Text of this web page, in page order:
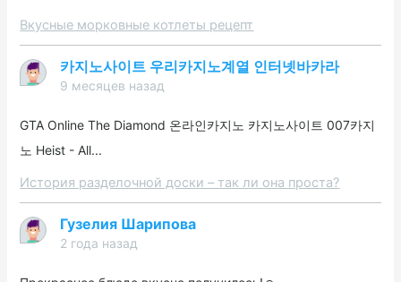
Вкусные морковные котлеты рецепт
카지노사이트 우리카지노계열 인터넷바카라
9 месяцев назад
GTA Online The Diamond 온라인카지노 카지노사이트 007카지
노 Heist - All...
История разделочной доски – так ли она проста?
Гузелия Шарипова
2 года назад